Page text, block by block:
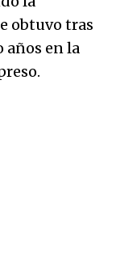
obtuvo tras
años en la